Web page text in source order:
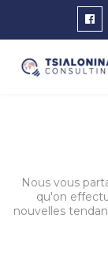
Nous vous
qu'on
nouvelles